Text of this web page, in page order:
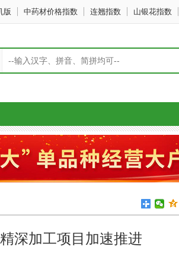
版 中药材价格指数 连翘指数 山银花指数
深加工项目加速推进